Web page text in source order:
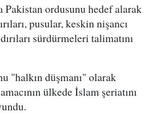
Pakistan ordusunu hedef alarak
pusular, keskin nişancı
sürdürmeleri talimatını
"halkın düşmanı" olarak
ülkede İslam şeriatını